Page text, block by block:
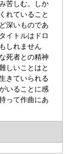
苦しむ。しか
れていること
深いものであ
イトルはドロ
しれません
死者との精神
しいことはと
きていられる
いることに感
って作曲にあ